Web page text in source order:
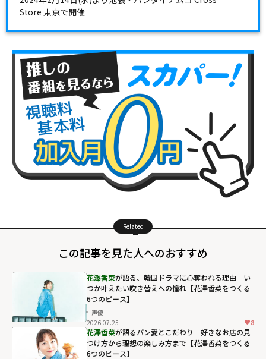
Store 東京で開催
Related
この記事を見た人へのおすすめ
花澤香菜が語る、韓国ドラマに心奪われる理由 い
つか叶えたい吹き替えへの憧れ【花澤香菜をつくる
6つのピース】
声優
2026.07.25
8
花澤香菜が語るパン愛とこだわり 好きなお店の見
つけ方から理想の楽しみ方まで【花澤香菜をつくる
6つのピース】